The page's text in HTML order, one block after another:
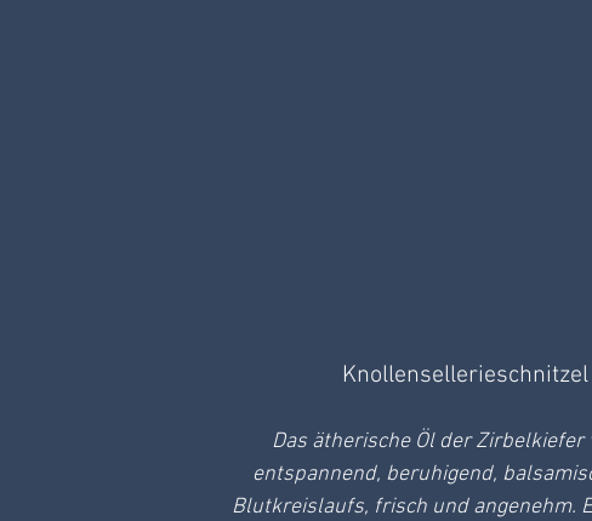
Das ätherische Öl der
entspannend, beruhigend,
Blutkreislaufs, frisch und angenehm.